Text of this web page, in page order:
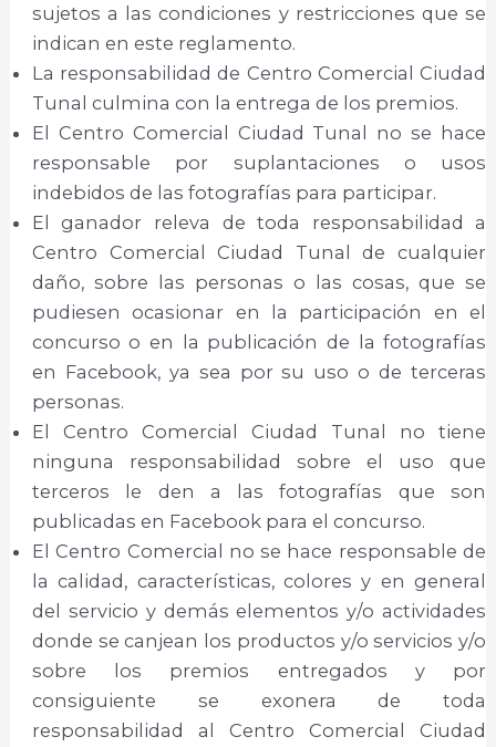
sujetos a las condiciones y restricciones que se
indican en este reglamento.
La responsabilidad de Centro Comercial Ciudad
Tunal culmina con la entrega de los premios.
El Centro Comercial Ciudad Tunal no se hace
responsable por suplantaciones o usos
indebidos de las fotografías para participar.
El ganador releva de toda responsabilidad a
Centro Comercial Ciudad Tunal de cualquier
daño, sobre las personas o las cosas, que se
pudiesen ocasionar en la participación en el
concurso o en la publicación de la fotografías
en Facebook, ya sea por su uso o de terceras
personas.
El Centro Comercial Ciudad Tunal no tiene
ninguna responsabilidad sobre el uso que
terceros le den a las fotografías que son
publicadas en Facebook para el concurso.
El Centro Comercial no se hace responsable de
la calidad, características, colores y en general
del servicio y demás elementos y/o actividades
donde se canjean los productos y/o servicios y/o
sobre los premios entregados y por
consiguiente se exonera de toda
responsabilidad al Centro Comercial Ciudad